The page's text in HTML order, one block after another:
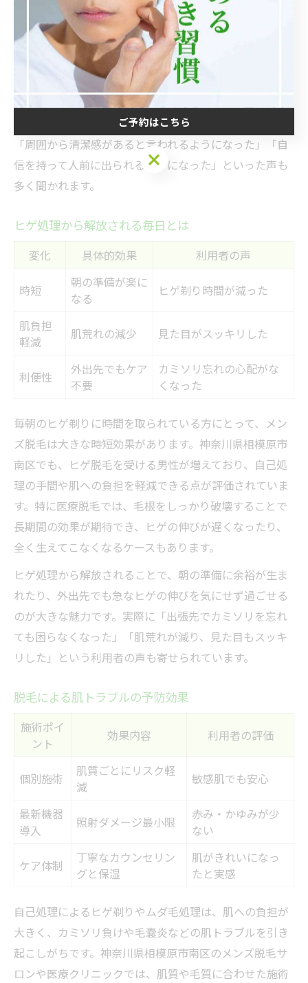
ートの場面で好感度が上がります。特にヒゲ脱毛は、剃
り残しや青ヒゲを気にせずに済み、毎朝の身だしなみも
短時間で整うメリットがあります。
相模原市南区のメンズ脱毛サロンや医療クリニックで
は、顔だけでなく全身脱毛にも対応しており、全体的な
印象アップが可能です。実際に施術を受けた方からは、
「周囲から清潔感があると言われるようになった」「自
信を持って人前に出られるようになった」といった声も
多く聞かれます。
ヒゲ処理から解放される毎日とは
変化 具体的効果 利用者の声
時短
朝の準備が楽に
なる
ヒゲ剃り時間が減った
肌負担
軽減
肌荒れの減少 見た目がスッキリした
利便性
外出先でもケア
不要
カミソリ忘れの心配がな
くなった
毎朝のヒゲ剃りに時間を取られている方にとって、メン
ズ脱毛は大きな時短効果があります。神奈川県相模原市
南区でも、ヒゲ脱毛を受ける男性が増えており、自己処
理の手間や肌への負担を軽減できる点が評価されていま
す。特に医療脱毛では、毛根をしっかり破壊することで
長期間の効果が期待でき、ヒゲの伸びが遅くなったり、
全く生えてこなくなるケースもあります。
ヒゲ処理から解放されることで、朝の準備に余裕が生ま
れたり、外出先でも急なヒゲの伸びを気にせず過ごせる
のが大きな魅力です。実際に「出張先でカミソリを忘れ
ても困らなくなった」「肌荒れが減り、見た目もスッキ
リした」という利用者の声も寄せられています。
脱毛による肌トラブルの予防効果
施術ポイ
ント
効果内容 利用者の評価
個別施術
肌質ごとにリスク軽
減
敏感肌でも安心
最新機器
導入
照射ダメージ最小限
赤み・かゆみが少
ない
ケア体制
丁寧なカウンセリン
グと保湿
肌がきれいになっ
たと実感
自己処理によるヒゲ剃りやムダ毛処理は、肌への負担が
大きく、カミソリ負けや毛嚢炎などの肌トラブルを引き
起こしがちです。神奈川県相模原市南区のメンズ脱毛サ
ロンや医療クリニックでは、肌質や毛質に合わせた施術
ご予約はこちら
ご予約はこちら